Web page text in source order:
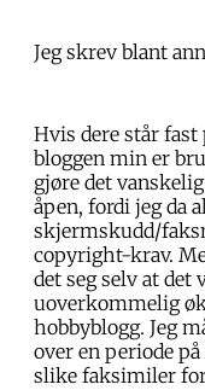
Jeg skrev blant
Hvis dere står
bloggen min er
gjøre det
åpen, fordi jeg da
skjermskudd/
copyright-krav.
det seg selv at
uoverkommelig
hobbyblogg. Jeg
over en periode
slike faksimiler